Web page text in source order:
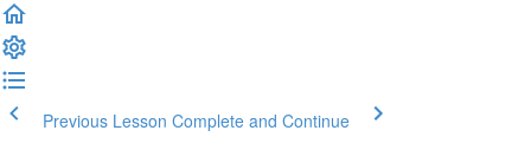
Previous Lesson Complete and Continue